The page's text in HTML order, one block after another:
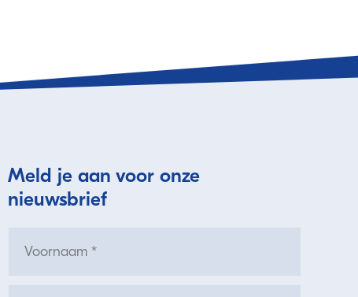
Meld je aan voor onze
nieuwsbrief